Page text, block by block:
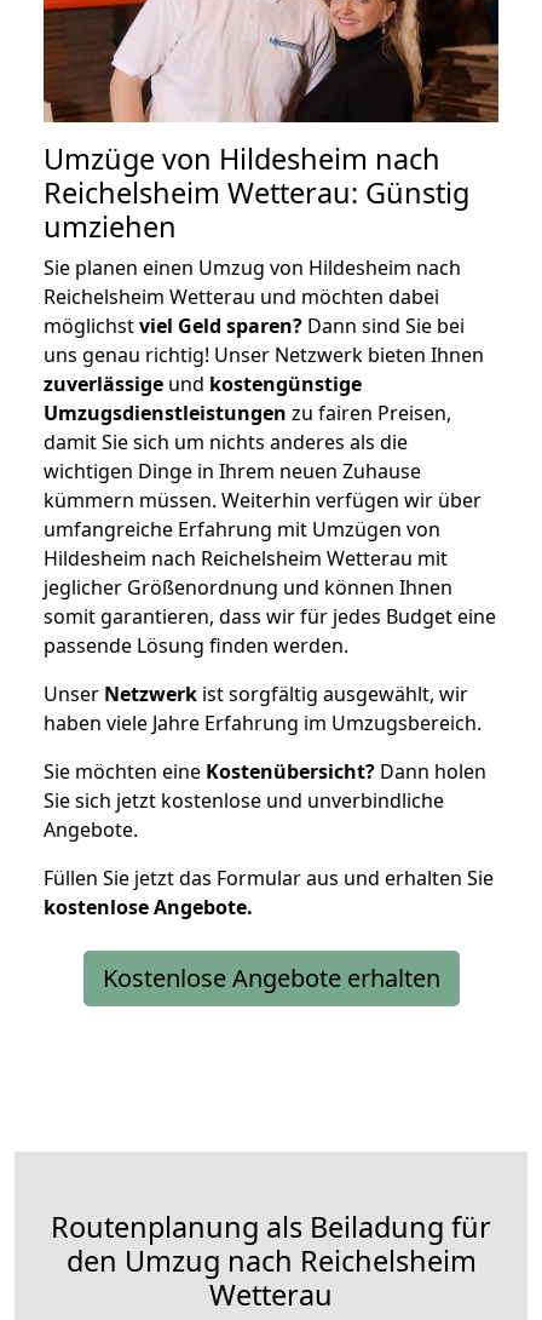
Umzüge von Hildesheim nach
Reichelsheim Wetterau: Günstig
umziehen
Sie planen einen Umzug von Hildesheim nach
Reichelsheim Wetterau und möchten dabei
möglichstviel Geld sparen? Dann sind Sie bei
uns genau richtig! Unser Netzwerk bieten Ihnen
zuverlässige und kostengünstige
Umzugsdienstleistungen zu fairen Preisen,
damit Sie sich um nichts anderes als die
wichtigen Dinge in Ihrem neuen Zuhause
kümmern müssen. Weiterhin verfügen wir über
umfangreiche Erfahrung mit Umzügen von
Hildesheim nach Reichelsheim Wetterau mit
jeglicher Größenordnung und können Ihnen
somit garantieren, dass wir für jedes Budget eine
passende Lösung finden werden.
Unser Netzwerk ist sorgfältig ausgewählt, wir
haben viele Jahre Erfahrung im Umzugsbereich.
Sie möchten eine Kostenübersicht? Dann holen
Sie sich jetzt kostenlose und unverbindliche
Angebote.
Füllen Sie jetzt das Formular aus und erhalten Sie
kostenloseAngebote.
Kostenlose Angebote erhalten
Routenplanung als Beiladung für
den Umzug nach Reichelsheim
Wetterau